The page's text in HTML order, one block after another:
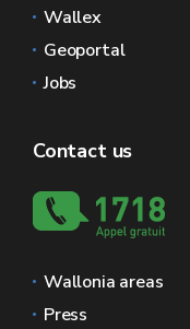
Wallex
Geoportal
Jobs
Contact us
Wallonia areas
Press